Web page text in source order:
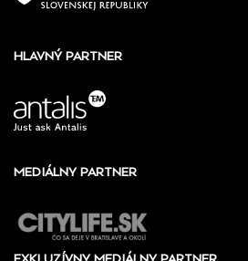
HLAVNÝ PARTNER
MEDIÁLNY PARTNER